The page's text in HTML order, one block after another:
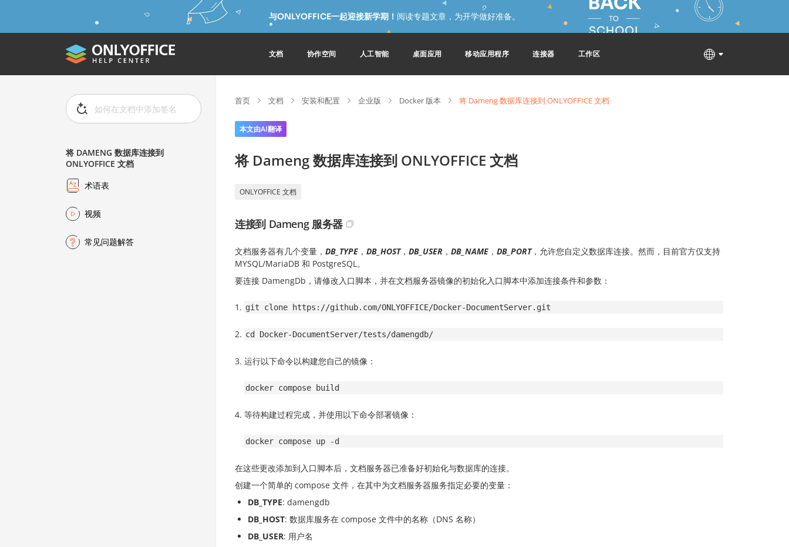
与ONLYOFFICE一起迎接新学期！ 阅读专题文章，为开学做好准备。
文档 协作空间 人工智能 桌面应用 移动应用程序 连接器 工作区
将 DAMENG 数据库连接到
ONLYOFFICE 文档
术语表
视频
常见问题解答
首页 文档 安装和配置 企业版 Docker 版本 将 Dameng 数据库连接到 ONLYOFFICE 文档
本文由AI翻译
将 Dameng 数据库连接到 ONLYOFFICE 文档
ONLYOFFICE 文档
连接到 Dameng 服务器
文档服务器有几个变量， DB_TYPE ， DB_HOST， DB_USER ， DB_NAME ， DB_PORT，允许您自定义数据库连接。然而，目前官方仅支持
MYSQL/MariaDB 和 PostgreSQL。
要连接 DamengDb，请修改入口脚本，并在文档服务器镜像的初始化入口脚本中添加连接条件和参数：
git clone https://github.com/ONLYOFFICE/Docker-DocumentServer.git
cd Docker-DocumentServer/tests/damengdb/
运行以下命令以构建您自己的镜像：
docker compose build
等待构建过程完成，并使用以下命令部署镜像：
docker compose up -d
在这些更改添加到入口脚本后，文档服务器已准备好初始化与数据库的连接。
创建一个简单的 compose 文件，在其中为文档服务器服务指定必要的变量：
DB_TYPE: damengdb
DB_HOST: 数据库服务在 compose 文件中的名称（DNS 名称）
DB_USER: 用户名